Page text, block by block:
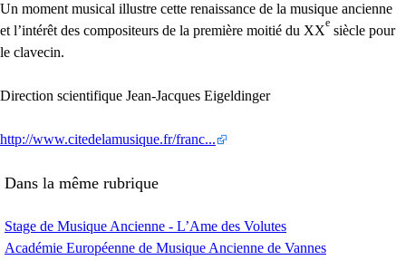
Un moment musical illustre cette renaissance de la musique ancienne
et l’intérêt des compositeurs de la première moitié du XX
e
siècle pour
le clavecin.
Direction scientifique Jean-Jacques Eigeldinger
http://www.citedelamusique.fr/franc...
Dans la même rubrique
Stage de Musique Ancienne - L’Ame des Volutes
Académie Européenne de Musique Ancienne de Vannes